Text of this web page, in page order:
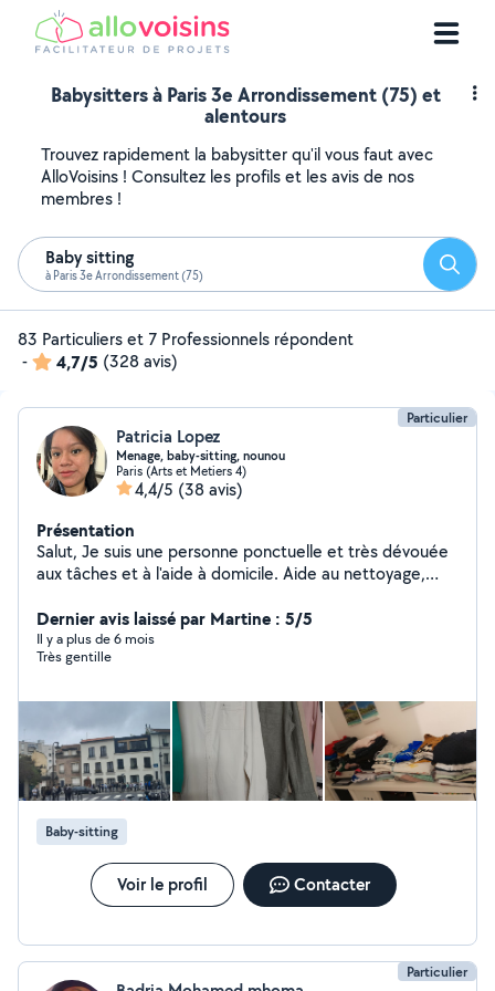
Babysitters à Paris 3e Arrondissement (75) et
alentours
Trouvez rapidement la babysitter qu'il vous faut avec
AlloVoisins ! Consultez les profils et les avis de nos
membres !
Baby sitting
à Paris 3e Arrondissement (75)
83 Particuliers et 7 Professionnels répondent
-
4,7/5 (328 avis)
Particulier
Patricia Lopez
Menage, baby-sitting, nounou
Paris (Arts et Metiers 4)
4,4/5 (38 avis)
Présentation
Salut, Je suis une personne ponctuelle et très dévouée
aux tâches et à l'aide à domicile. Aide au nettoyage,
de l'expérience dans les soins à domicile et le nettoyage
de locations Airbnb, services pour lesquels je suis très
fiable. Je suis nounou et baby-sitter de nuit. Veuillez
Dernier avis laissé par Martine : 5/5
Il y a plus de 6 mois
Très gentille
Baby-sitting
Voir le profil Contacter
Particulier